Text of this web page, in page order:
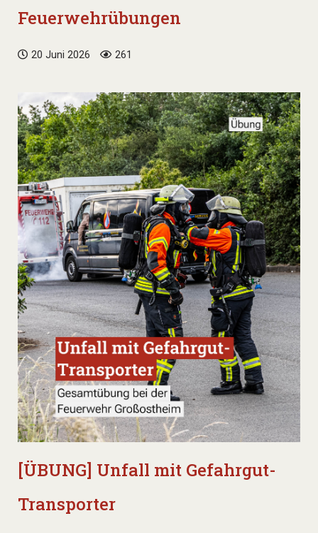
Feuerwehrübungen
20 Juni 2026 261
[ÜBUNG] Unfall mit Gefahrgut-
Transporter